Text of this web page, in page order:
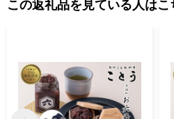
この返礼品を見ている人はこ